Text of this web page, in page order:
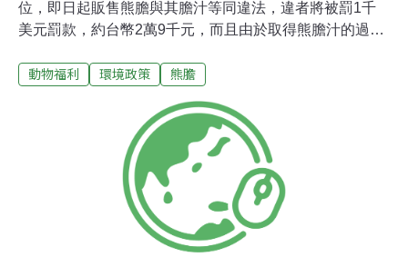
位，即日起販售熊膽與其膽汁等同違法，違者將被罰1千
美元罰款，約台幣2萬9千元，而且由於取得熊膽汁的過程
片，希望終止養熊業繼續生存。由於熊的膽汁在亞洲地區
專門飼養熊，作為取膽汁的來源，另外，包括在中國，也
有所謂「熊農場」或是養熊業，專門飼養這些熊並準備取
膽汁。港星成龍稍早便與世界動物保護協會合作，拍攝了
一支宣導片，呼籲大家不要再使用熊膽或是熊的器官作為
食補來源，讓養熊業完全消失在地球上。成龍宣導影片可
見 http://www.youtube.com/watch?v=xBpV1G68-
vw&feature=player_embedded終止養熊業網站
動物福利 環境政策 熊膽